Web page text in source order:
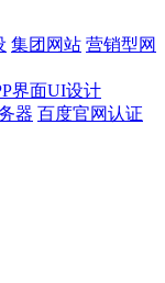
集团网站 营销型网
界面UI设计
器 百度官网认证